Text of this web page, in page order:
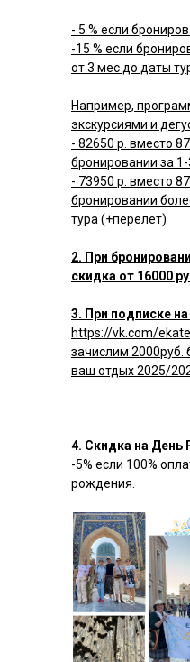
4. Скидка на День
-5% если 100%
рождения.
- 5 % если
-15 % если
от 3 мес до даты
Например,
экскурсиями и
- 82650 р. вместо
бронировании за
- 73950 р. вместо
бронировании
тура (+перелет)
2. При
скидка от 16000
3. При подписке
https://vk.com/
зачислим 2000руб.
ваш отдых 2025/